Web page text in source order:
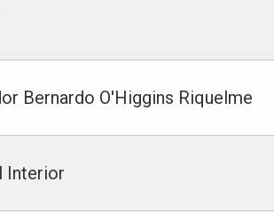
Bernardo O'Higgins Riquelme
Interior